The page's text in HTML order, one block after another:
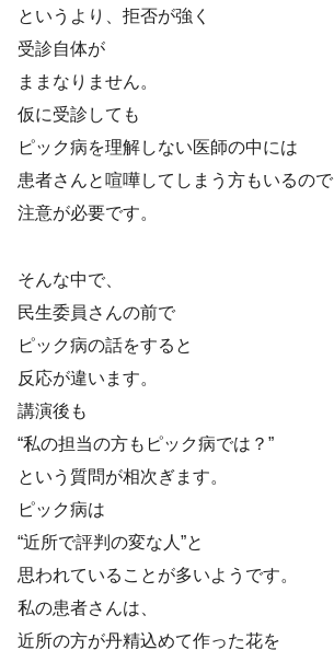
というより、拒否が強く
受診自体が
ままなりません。
仮に受診しても
ピック病を理解しない医師の中には
患者さんと喧嘩してしまう方もいるので
注意が必要です。
そんな中で、
民生委員さんの前で
ピック病の話をすると
反応が違います。
講演後も
“私の担当の方もピック病では？”
という質問が相次ぎます。
ピック病は
“近所で評判の変な人”と
思われていることが多いようです。
私の患者さんは、
近所の方が丹精込めて作った花を